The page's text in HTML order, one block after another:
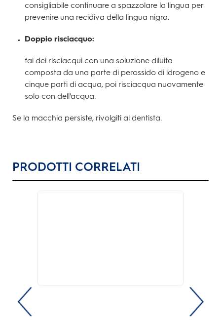
consigliabile continuare a spazzolare la lingua per
prevenire una recidiva della lingua nigra.
Doppio risciacquo:
fai dei risciacqui con una soluzione diluita
composta da una parte di perossido di idrogeno e
cinque parti di acqua, poi risciacqua nuovamente
solo con dell'acqua.
Se la macchia persiste, rivolgiti al dentista.
PRODOTTI CORRELATI